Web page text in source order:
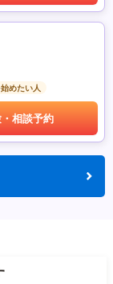
めたい人
相談予約